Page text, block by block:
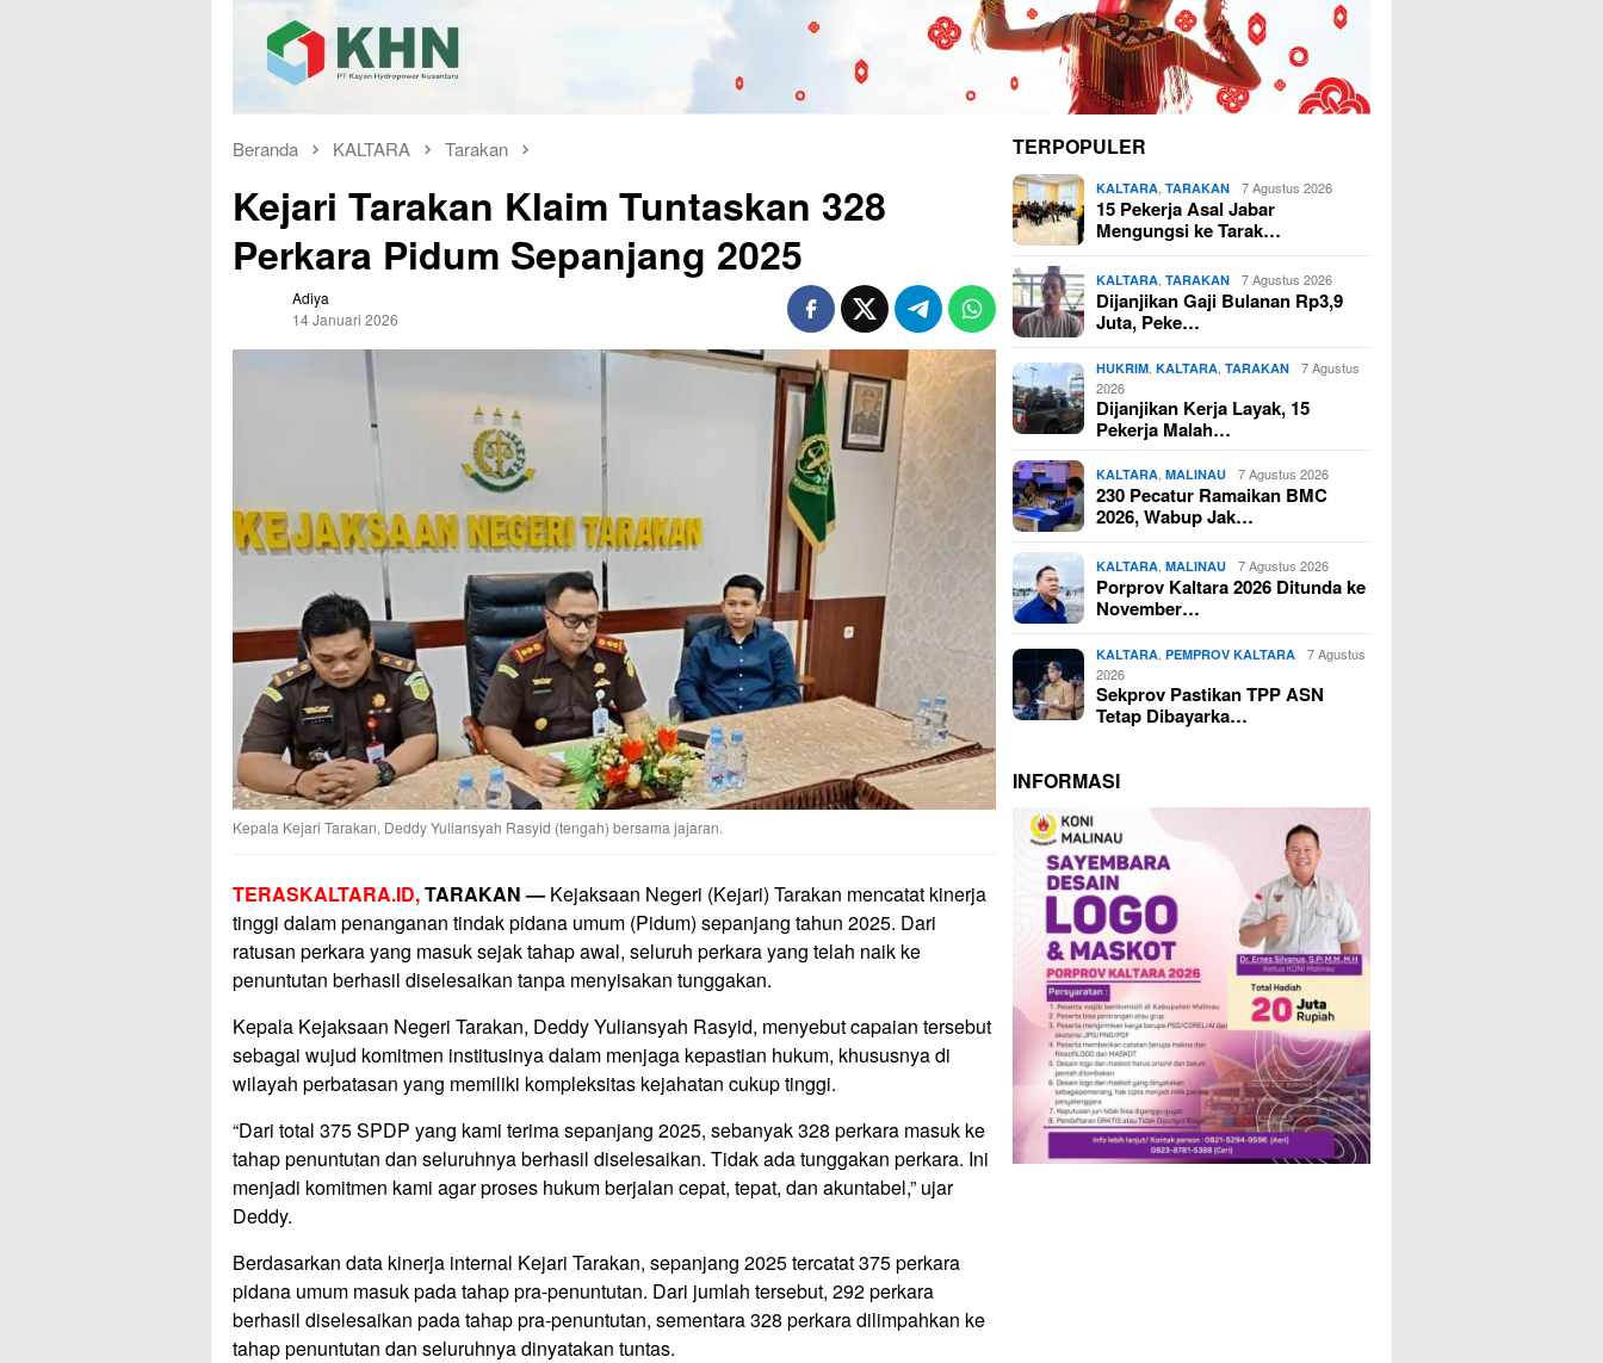
Beranda KALTARA Tarakan
Kejari Tarakan Klaim Tuntaskan 328
Perkara Pidum Sepanjang 2025
Adiya
14 Januari 2026
Kepala Kejari Tarakan, Deddy Yuliansyah Rasyid (tengah) bersama jajaran.
TERASKALTARA.ID,TARAKAN — Kejaksaan Negeri (Kejari) Tarakan mencatat kinerja
tinggi dalam penanganan tindak pidana umum (Pidum) sepanjang tahun 2025. Dari
ratusan perkara yang masuk sejak tahap awal, seluruh perkara yang telah naik ke
penuntutan berhasil diselesaikan tanpa menyisakan tunggakan.
Kepala Kejaksaan Negeri Tarakan, Deddy Yuliansyah Rasyid, menyebut capaian tersebut
sebagai wujud komitmen institusinya dalam menjaga kepastian hukum, khususnya di
wilayah perbatasan yang memiliki kompleksitas kejahatan cukup tinggi.
“Dari total 375 SPDP yang kami terima sepanjang 2025, sebanyak 328 perkara masuk ke
tahap penuntutan dan seluruhnya berhasil diselesaikan. Tidak ada tunggakan perkara. Ini
menjadi komitmen kami agar proses hukum berjalan cepat, tepat, dan akuntabel,” ujar
Deddy.
Berdasarkan data kinerja internal Kejari Tarakan, sepanjang 2025 tercatat 375 perkara
pidana umum masuk pada tahap pra-penuntutan. Dari jumlah tersebut, 292 perkara
berhasil diselesaikan pada tahap pra-penuntutan, sementara 328 perkara dilimpahkan ke
tahap penuntutan dan seluruhnya dinyatakan tuntas.
TERPOPULER
KALTARA ,TARAKAN 7 Agustus 2026
15 Pekerja Asal Jabar
Mengungsi ke Tarak…
KALTARA ,TARAKAN 7 Agustus 2026
Dijanjikan Gaji Bulanan Rp3,9
Juta, Peke…
HUKRIM ,KALTARA ,TARAKAN
7 Agustus
2026
Dijanjikan Kerja Layak, 15
Pekerja Malah…
KALTARA ,MALINAU 7 Agustus 2026
230 Pecatur Ramaikan BMC
2026, Wabup Jak…
KALTARA ,MALINAU 7 Agustus 2026
Porprov Kaltara 2026 Ditunda ke
November…
KALTARA ,PEMPROV KALTARA
7 Agustus
2026
Sekprov Pastikan TPP ASN
Tetap Dibayarka…
INFORMASI